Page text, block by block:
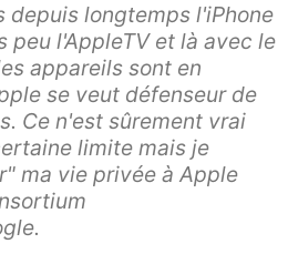
depuis longtemps l'iPhone
peu l'AppleTV et là avec le
appareils sont en
se veut défenseur de
Ce n'est sûrement vrai
limite mais je
ma vie privée à Apple